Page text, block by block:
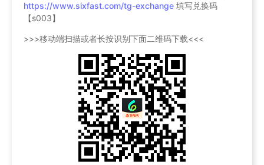
https://www.sixfast.com/tg-exchange 填写兑换码
【s003】
>>>移动端扫描或者长按识别下面二维码下载<<<